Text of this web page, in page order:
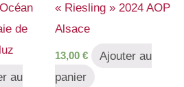
de
au
« Riesling » 2024 AOP
Alsace
13,00 €
Ajouter au
panier